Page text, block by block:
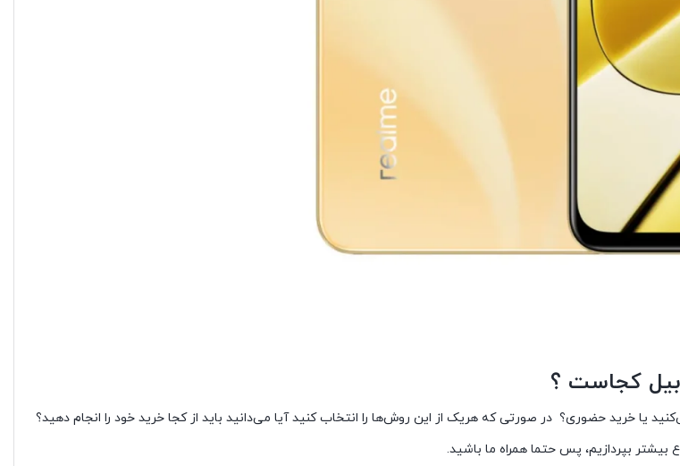
یا خرید حضوری؟ در صورتی که هریک از این روش‌ها را انتخاب کنید آیا می‌دانید باید از کجا خرید خود را انجام دهید؟
بپردازیم، پس حتما همراه ما باشید.